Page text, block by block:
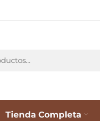
Tienda Completa